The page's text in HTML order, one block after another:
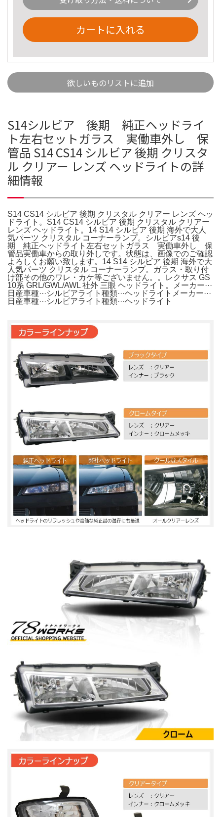
カートに入れる
欲しいものリストに追加
S14シルビア 後期 純正ヘッドライ
ト左右セットガラス 実働車外し 保
管品 S14 CS14 シルビア 後期 クリスタ
ル クリアー レンズ ヘッドライトの詳
細情報
S14 CS14 シルビア 後期 クリスタル クリアー レンズ ヘッ
ドライト。S14 CS14 シルビア 後期 クリスタル クリアー
レンズ ヘッドライト。14 S14 シルビア 後期 海外で大人
気パーツ クリスタル コーナーランプ。シルビアs14 後
期 純正ヘッドライト左右セットガラス 実働車外し 保
管品実働車からの取り外しです。状態は、画像でのご確認
よろしくお願い致します。14 S14 シルビア 後期 海外で大
人気パーツ クリスタル コーナーランプ。ガラス・取り付
け部その他のワレ・カケ等ございません。。レクサス GS
10系 GRL/GWL/AWL 社外 三眼 ヘッドライト。メーカー···
日産車種···シルビアライト種類···ヘッドライトメーカー···
日産車種···シルビアライト種類···ヘッドライト